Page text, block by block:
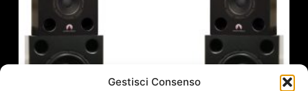
Gestisci Consenso